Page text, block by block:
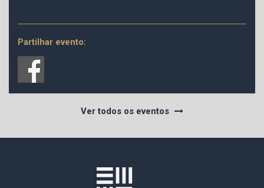
Partilhar evento:
Ver todos os eventos